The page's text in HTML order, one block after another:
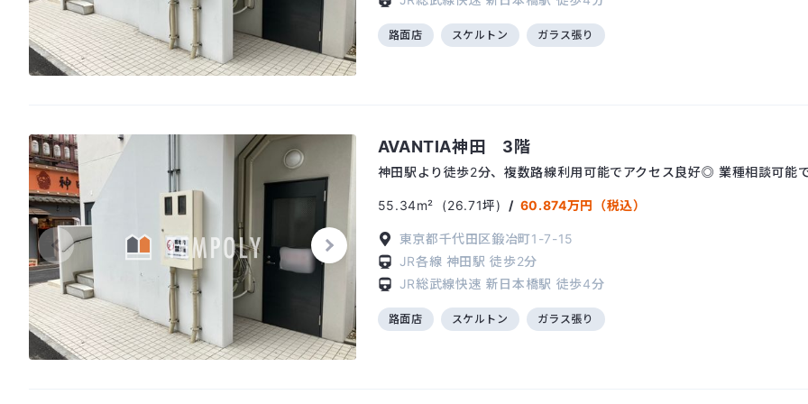
路面店 スケルトン ガラス張り
AVANTIA神田 3階
神田駅より徒歩2分、複数路線利用可能でアクセス良好◎ 業種相談可能
55.34m² (26.71坪) / 60.874万円（税込）
東京都千代田区鍛冶町1-7-15
JR各線 神田駅徒歩2分
JR総武線快速 新日本橋駅 徒歩4分
路面店 スケルトン ガラス張り